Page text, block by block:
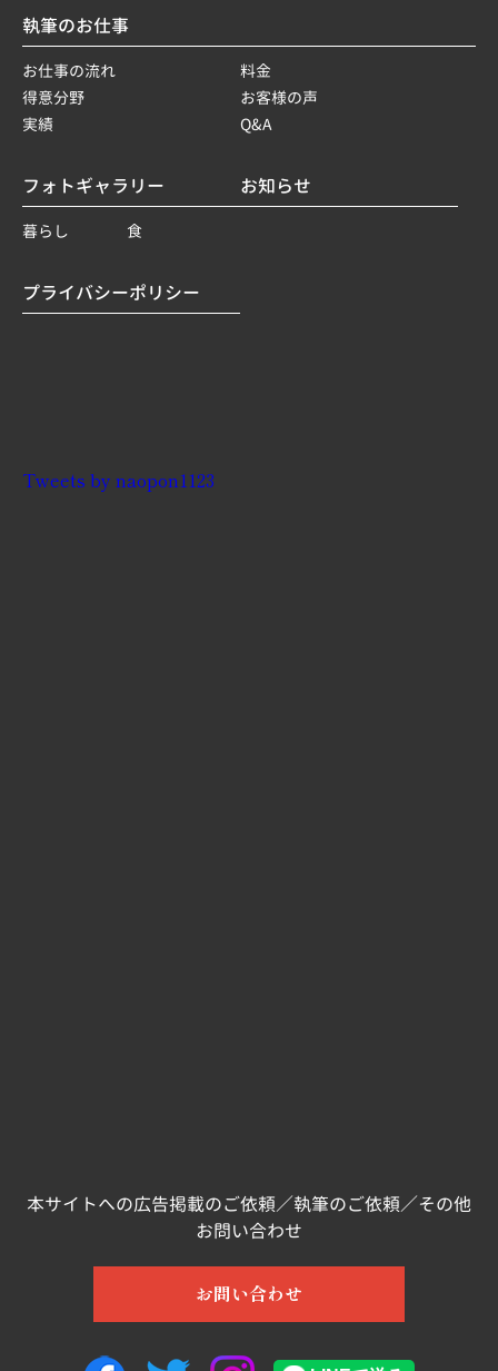
執筆のお仕事
お仕事の流れ
料金
得意分野
お客様の声
実績
Q&A
フォトギャラリー
暮らし 食
お知らせ
プライバシーポリシー
Tweets by naopon1123
本サイトへの広告掲載のご依頼／執筆のご依頼／その他
お問い合わせ
お問い合わせ